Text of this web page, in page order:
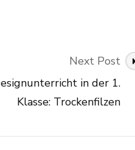
Next Post
in der 1.
Klasse: Trockenfilzen